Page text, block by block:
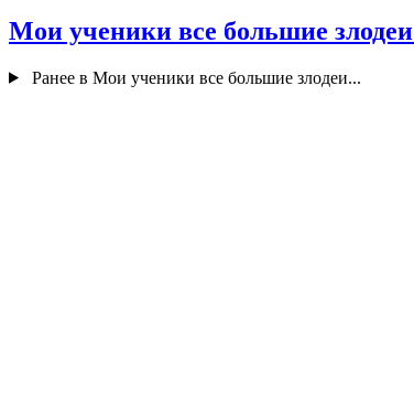
Мои ученики все большие злодеи
Ранее в Мои ученики все большие злодеи...